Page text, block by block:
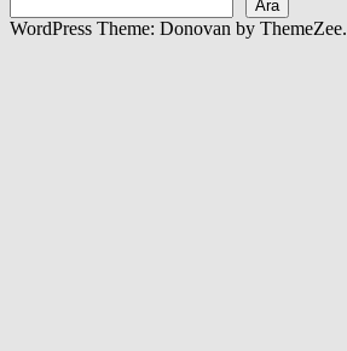
Ara
WordPress Theme: Donovan by ThemeZee.